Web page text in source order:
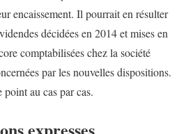
encaissement. Il pourrait en résulter
décidées en 2014 et mises en
comptabilisées chez la société
par les nouvelles dispositions.
au cas par cas.